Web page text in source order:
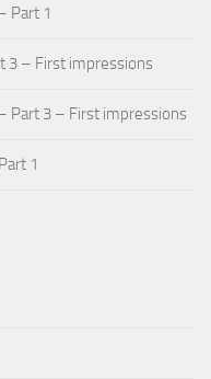
Part 1
3 – First impressions
Part 3 – First impressions
1